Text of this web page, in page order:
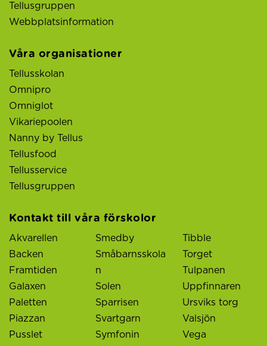
Tellusgruppen
Webbplatsinformation
Våra organisationer
Tellusskolan
Omnipro
Omniglot
Vikariepoolen
Nanny by Tellus
Tellusfood
Tellusservice
Tellusgruppen
Kontakt till våra förskolor
Akvarellen
Backen
Framtiden
Galaxen
Paletten
Piazzan
Pusslet
Smedby
Småbarnsskola
n
Solen
Sparrisen
Svartgarn
Symfonin
Tibble
Torget
Tulpanen
Uppfinnaren
Ursviks torg
Valsjön
Vega